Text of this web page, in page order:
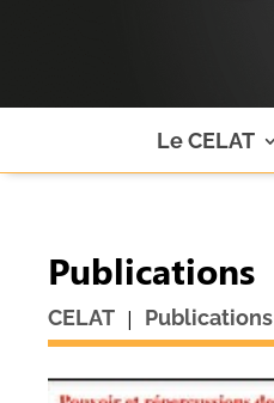
Le CELAT
Publications
CELAT | Publications